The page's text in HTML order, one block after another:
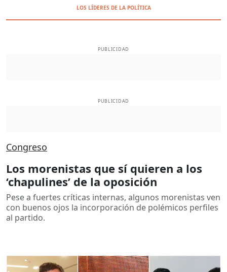
LOS LÍDERES DE LA POLÍTICA
PUBLICIDAD
PUBLICIDAD
Congreso
Los morenistas que sí quieren a los
‘chapulines’ de la oposición
Pese a fuertes críticas internas, algunos morenistas ven
con buenos ojos la incorporación de polémicos perfiles
al partido.